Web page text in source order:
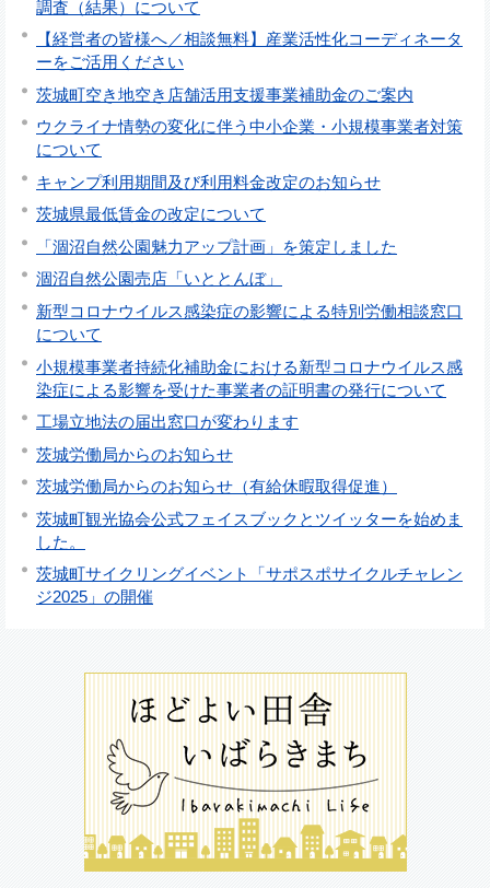
調査（結果）について
【経営者の皆様へ／相談無料】産業活性化コーディネータ
ーをご活用ください
茨城町空き地空き店舗活用支援事業補助金のご案内
ウクライナ情勢の変化に伴う中小企業・小規模事業者対策
について
キャンプ利用期間及び利用料金改定のお知らせ
茨城県最低賃金の改定について
「涸沼自然公園魅力アップ計画」を策定しました
涸沼自然公園売店「いととんぼ」
新型コロナウイルス感染症の影響による特別労働相談窓口
について
小規模事業者持続化補助金における新型コロナウイルス感
染症による影響を受けた事業者の証明書の発行について
工場立地法の届出窓口が変わります
茨城労働局からのお知らせ
茨城労働局からのお知らせ（有給休暇取得促進）
茨城町観光協会公式フェイスブックとツイッターを始めま
した。
茨城町サイクリングイベント「サポスポサイクルチャレン
ジ2025」の開催